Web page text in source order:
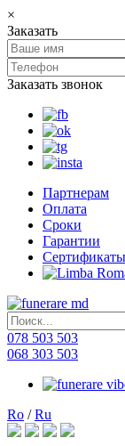
×
Заказать
Заказать звонок
Партнерам
Оплата
Сроки
Гарантии
Сертификаты
078 503 503
068 303 503
Ro /Ru